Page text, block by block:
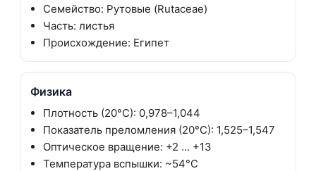
Семейство: Рутовые (Rutaceae)
Часть: листья
Происхождение: Египет
Физика
Плотность (20°C): 0,978–1,044
Показатель преломления (20°C): 1,525–1,547
Оптическое вращение: +2 ... +13
Температура вспышки: ~54°C